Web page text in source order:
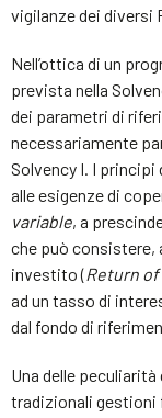
vigilanze dei diversi
Nell’ottica di un
prevista nella
dei parametri di
necessariamente
Solvency I. I principi
alle esigenze di
variable, a
che può consistere,
investito (Return of
ad un tasso di
dal fondo di
Una delle peculiarità
tradizionali gestioni